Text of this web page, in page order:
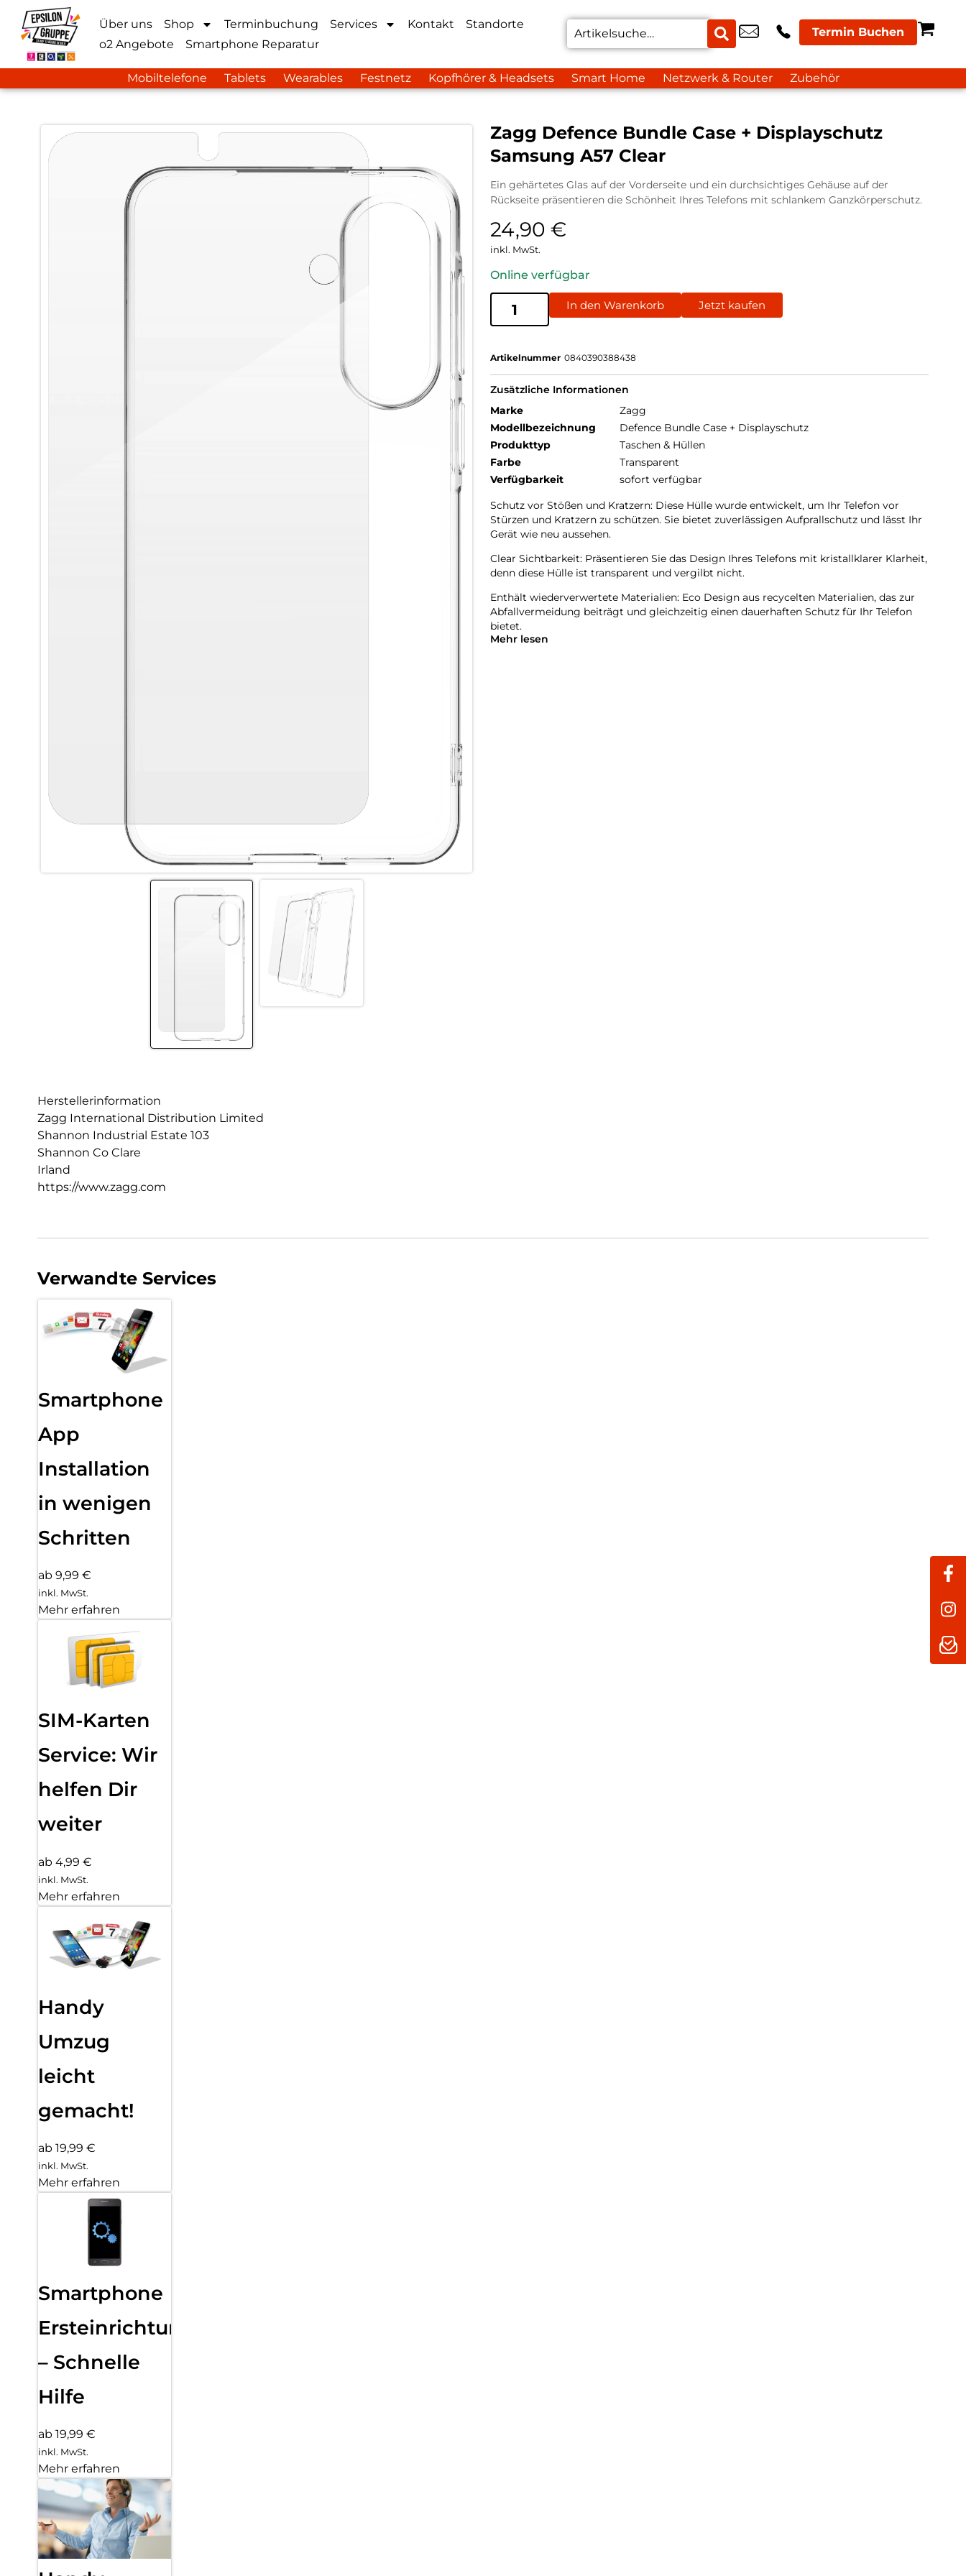
Über uns Shop Terminbuchung Services Kontakt
Standorte
o2 Angebote
Smartphone Reparatur
Termin Buchen
Mobiltelefone Tablets Wearables Festnetz Kopfhörer & Headsets Smart Home Netzwerk & Router Zubehör
Zagg Defence Bundle Case + Displayschutz
Samsung A57 Clear
Ein gehärtetes Glas auf der Vorderseite und ein durchsichtiges Gehäuse auf der
Rückseite präsentieren die Schönheit Ihres Telefons mit schlankem Ganzkörperschutz.
24,90 €
inkl. MwSt.
Online verfügbar
In den Warenkorb Jetzt kaufen
Artikelnummer 0840390388438
Zusätzliche Informationen
Marke
Zagg
Modellbezeichnung
Defence Bundle Case + Displayschutz
Produkttyp
Taschen & Hüllen
Farbe
Transparent
Verfügbarkeit
sofort verfügbar
Schutz vor Stößen und Kratzern: Diese Hülle wurde entwickelt, um Ihr Telefon vor
Stürzen und Kratzern zu schützen. Sie bietet zuverlässigen Aufprallschutz und lässt Ihr
Gerät wie neu aussehen.
Clear Sichtbarkeit: Präsentieren Sie das Design Ihres Telefons mit kristallklarer Klarheit,
denn diese Hülle ist transparent und vergilbt nicht.
Enthält wiederverwertete Materialien: Eco Design aus recycelten Materialien, das zur
Abfallvermeidung beiträgt und gleichzeitig einen dauerhaften Schutz für Ihr Telefon
bietet.
Mehr lesen
Herstellerinformation
Zagg International Distribution Limited
Shannon Industrial Estate 103
Shannon Co Clare
Irland
https://www.zagg.com
Verwandte Services
Smartphone
App
Installation
in wenigen
Schritten
ab 9,99 €
inkl. MwSt.
Mehr erfahren
SIM-Karten
Service: Wir
helfen Dir
weiter
ab 4,99 €
inkl. MwSt.
Mehr erfahren
Handy
Umzug
leicht
gemacht!
ab 19,99 €
inkl. MwSt.
Mehr erfahren
Smartphone
Ersteinrichtung
– Schnelle
Hilfe
ab 19,99 €
inkl. MwSt.
Mehr erfahren